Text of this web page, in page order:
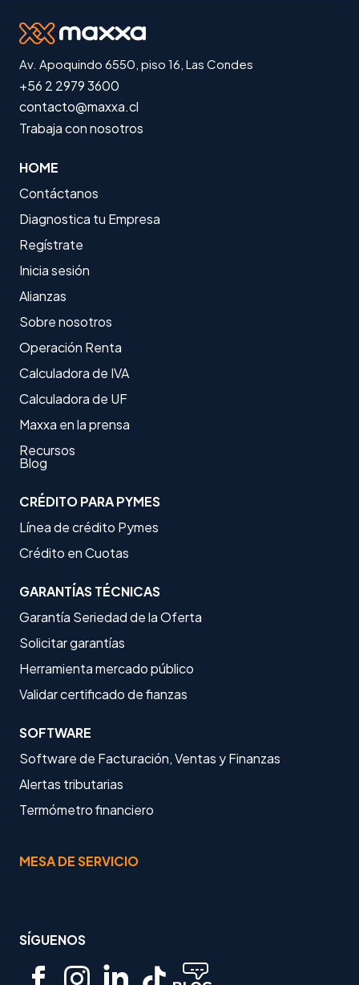
Av. Apoquindo 6550, piso 16, Las Condes
+56 2 2979 3600
contacto@maxxa.cl
Trabaja con nosotros
HOME
Contáctanos
Diagnostica tu Empresa
Regístrate
Inicia sesión
Alianzas
Sobre nosotros
Operación Renta
Calculadora de IVA
Calculadora de UF
Maxxa en la prensa
Recursos
Blog
CRÉDITO PARA PYMES
Línea de crédito Pymes
Crédito en Cuotas
GARANTÍAS TÉCNICAS
Garantía Seriedad de la Oferta
Solicitar garantías
Herramienta mercado público
Validar certificado de fianzas
SOFTWARE
Software de Facturación, Ventas y Finanzas
Alertas tributarias
Termómetro financiero
MESA DE SERVICIO
SÍGUENOS